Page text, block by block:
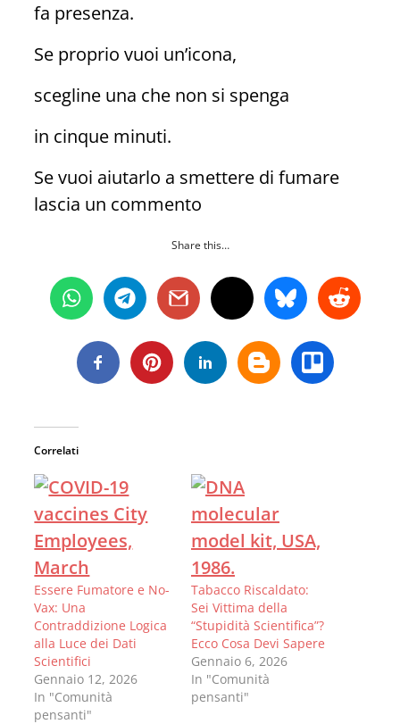
fa presenza.
Se proprio vuoi un’icona,
scegline una che non si spenga
in cinque minuti.
Se vuoi aiutarlo a smettere di fumare
lascia un commento
Share this…
Correlati
Essere Fumatore e No-
Vax: Una
Contraddizione Logica
alla Luce dei Dati
Scientifici
Gennaio 12, 2026
In "Comunità
pensanti"
Tabacco Riscaldato:
Sei Vittima della
“Stupidità Scientifica”?
Ecco Cosa Devi Sapere
Gennaio 6, 2026
In "Comunità
pensanti"